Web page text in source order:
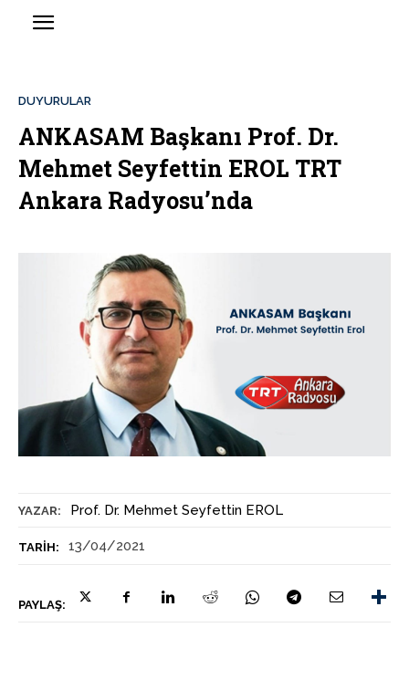
YAZAR: Prof. Dr. Mehmet Seyfettin EROL
TARIH: 13/04/2021
PAYLAŞ:
DUYURULAR
ANKASAM Başkanı Prof. Dr.
Mehmet Seyfettin EROL TRT
Ankara Radyosu’nda